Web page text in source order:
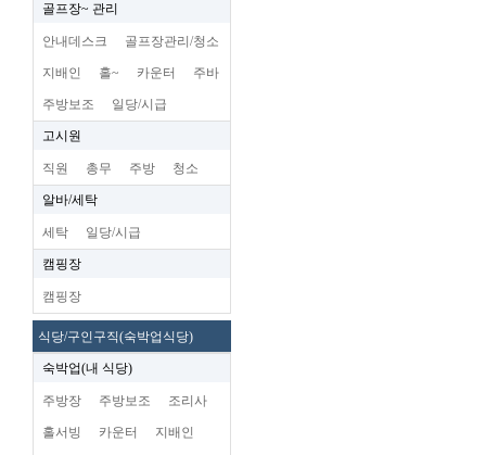
골프장~ 관리
안내데스크 골프장관리/청소
지배인 홀~ 카운터 주바
주방보조 일당/시급
고시원
직원 총무 주방 청소
알바/세탁
세탁 일당/시급
캠핑장
캠핑장
식당/구인구직(숙박업식당)
숙박업(내 식당)
주방장 주방보조 조리사
홀서빙 카운터 지배인